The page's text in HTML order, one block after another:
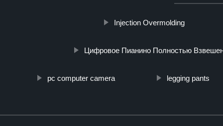
Injection Overmolding
Цифровое Пианино Полностью
pc computer camera legging pants